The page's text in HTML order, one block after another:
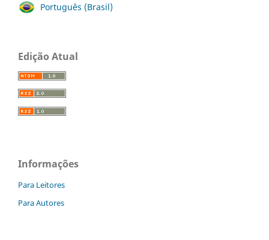
Português (Brasil)
Edição Atual
Informações
Para Leitores
Para Autores